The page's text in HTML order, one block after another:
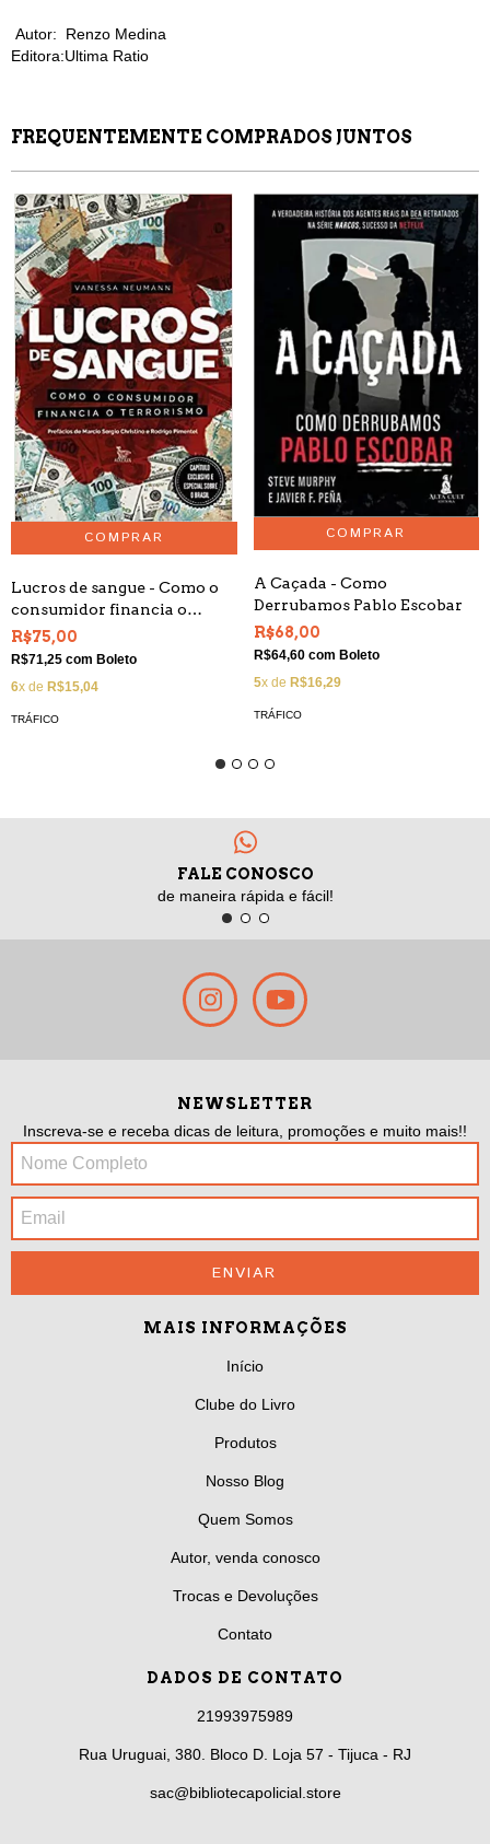
Autor: Renzo Medina
Editora:Ultima Ratio
FREQUENTEMENTE COMPRADOS JUNTOS
Lucros de sangue - Como o
consumidor financia o
terrorismo
R$75,00
R$71,25 com Boleto
6x de R$15,04
TRÁFICO
A Caçada - Como
Derrubamos Pablo Escobar
R$68,00
R$64,60 com Boleto
5x de R$16,29
TRÁFICO
FALE CONOSCO
de maneira rápida e fácil!
NEWSLETTER
Inscreva-se e receba dicas de leitura, promoções e muito mais!!
MAIS INFORMAÇÕES
Início
Clube do Livro
Produtos
Nosso Blog
Quem Somos
Autor, venda conosco
Trocas e Devoluções
Contato
DADOS DE CONTATO
21993975989
Rua Uruguai, 380. Bloco D. Loja 57 - Tijuca - RJ
sac@bibliotecapolicial.store